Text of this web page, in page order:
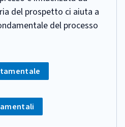
del prospetto ci aiuta a
del processo